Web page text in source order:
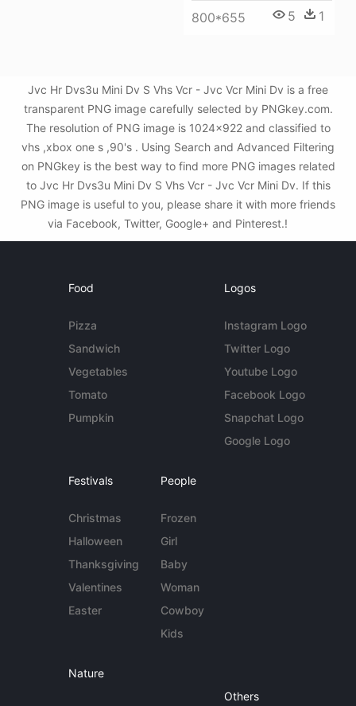
800*655 5 1
Jvc Hr Dvs3u Mini Dv S Vhs Vcr - Jvc Vcr Mini Dv is a free
transparent PNG image carefully selected by PNGkey.com.
The resolution of PNG image is 1024x922 and classified to
vhs ,xbox one s ,90's . Using Search and Advanced Filtering
on PNGkey is the best way to find more PNG images related
to Jvc Hr Dvs3u Mini Dv S Vhs Vcr - Jvc Vcr Mini Dv. If this
PNG image is useful to you, please share it with more friends
via Facebook, Twitter, Google+ and Pinterest.!
Food
Pizza
Sandwich
Vegetables
Tomato
Pumpkin
Logos
Instagram Logo
Twitter Logo
Youtube Logo
Facebook Logo
Snapchat Logo
Google Logo
Festivals
Christmas
Halloween
Thanksgiving
Valentines
Easter
People
Frozen
Girl
Baby
Woman
Cowboy
Kids
Nature
Others